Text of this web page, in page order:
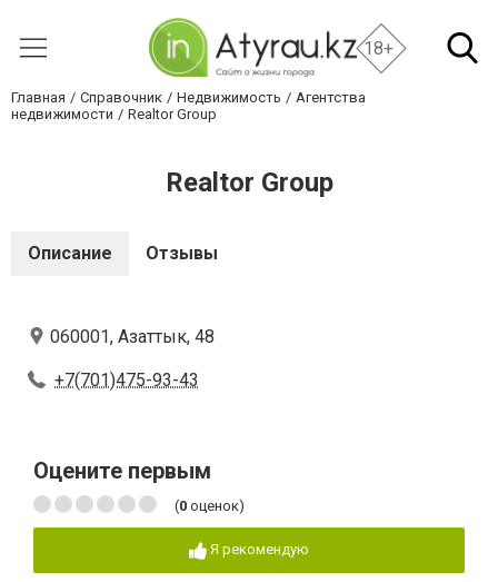
18+
Главная Справочник Недвижимость
Агентства
недвижимости
Realtor Group
Realtor Group
Описание Отзывы
060001, Азаттык, 48
+7(701)475-93-43
Оцените первым
(0 оценок)
Я рекомендую